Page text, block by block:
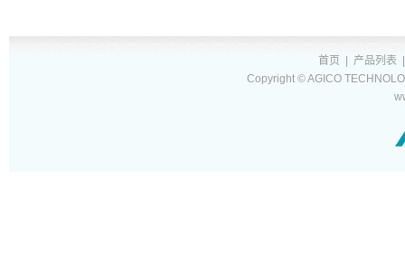
首页 产品列表
Copyright © AGICO